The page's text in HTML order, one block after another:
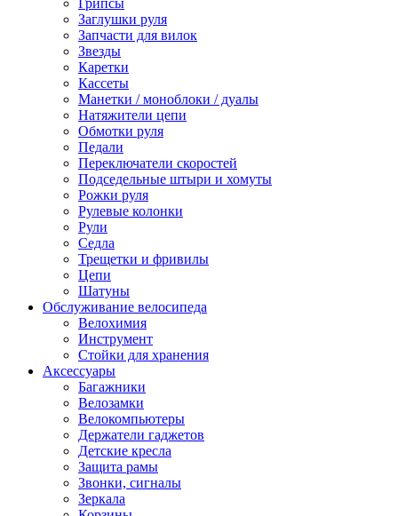
Заглушки руля
Запчасти для вилок
Звезды
Каретки
Кассеты
Манетки / моноблоки / дуалы
Натяжители цепи
Обмотки руля
Педали
Переключатели скоростей
Подседельные штыри и хомуты
Рожки руля
Рулевые колонки
Рули
Седла
Трещетки и фривилы
Цепи
Шатуны
Обслуживание велосипеда
Велохимия
Инструмент
Стойки для хранения
Аксессуары
Багажники
Велозамки
Велокомпьютеры
Держатели гаджетов
Детские кресла
Защита рамы
Звонки, сигналы
Зеркала